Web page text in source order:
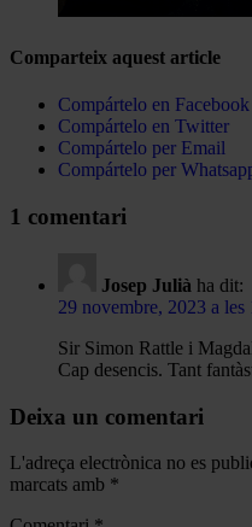
Comparteix aquest article
Compártelo en Facebook
Compártelo en Twitter
Compártelo per Email
Compártelo per
1 comentari
Josep Julià ha dit:
29 novembre, 2023 a les
Sir Simon Rattle i
Cap desencis. Tant
Deixa un comentari
L'adreça electrònica no es
marcats amb *